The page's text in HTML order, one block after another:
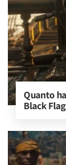
Quanto
Black